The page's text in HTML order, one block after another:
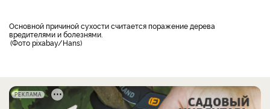
Основной причиной сухости считается поражение дерева
вредителями и болезнями.
Фото pixabay/Hans
РЕКЛАМА